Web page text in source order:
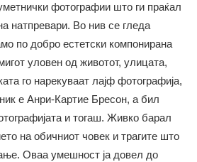
фотографии што ги праќал
натпревари. Во нив се гледа
по добро естетски компонирана
уловен од животот, улицата,
го нарекуваат лајф фотографија,
е Анри-Картие Бресон, а бил
и тогаш. Живко барал
на обичниот човек и трагите што
Оваа умешност ја довел до